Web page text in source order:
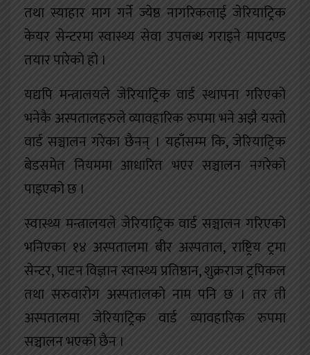
तथा स्याहार माग गर्ने ज्येष्ठ नागरिकलाई जेरियाट्रिक
केयर सेन्टरमा स्वास्थ्य सेवा उपलब्ध गराइने मापदण्ड
तयार पारेको हो ।
यद्यपि मन्त्रालयले जेरियाट्रिक वार्ड स्थापना गरिएको
भनेकै अस्पतालहरुले व्यावहारिक रुपमा भने अझै यस्तो
वार्ड सञ्चालन गरेका छैनन् । यहाँसम्म कि, जेरियाट्रिक
बेडसमेत नियममा आधारित भएर सञ्चालन नगरेको
पाइएको छ ।
स्वास्थ्य मन्त्रालयले जेरियाट्रिक वार्ड सञ्चालन गरिएको
भनिएका १४ अस्पतालमा बीर अस्पताल, राष्ट्रिय ट्रमा
सेन्टर, पाटन विज्ञान स्वास्थ्य प्रतिष्ठान, शुक्रराज ट्रपिकल
तथा सरुवारोग अस्पतालको नाम पनि छ । तर ती
अस्पतालमा जेरियाट्रिक वार्ड व्यावहारिक रुपमा
सञ्चालन भएको छैन ।